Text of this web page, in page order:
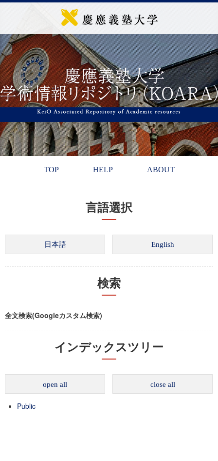
TOP HELP ABOUT
言語選択
検索
全文検索(Googleカスタム検索)
インデックスツリー
open all close all
Public